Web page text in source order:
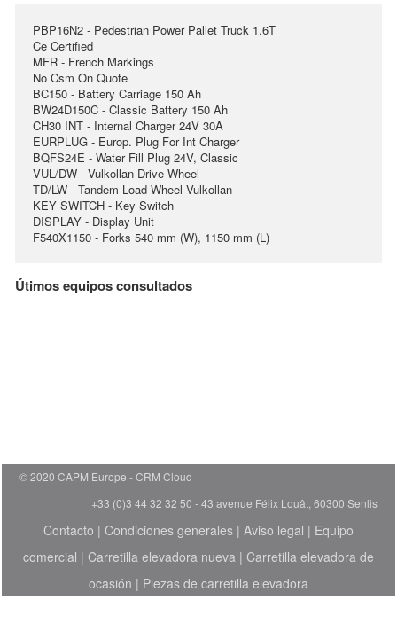
PBP16N2 - Pedestrian Power Pallet Truck 1.6T
Ce Certified
MFR - French Markings
No Csm On Quote
BC150 - Battery Carriage 150 Ah
BW24D150C - Classic Battery 150 Ah
CH30 INT - Internal Charger 24V 30A
EURPLUG - Europ. Plug For Int Charger
BQFS24E - Water Fill Plug 24V, Classic
VUL/DW - Vulkollan Drive Wheel
TD/LW - Tandem Load Wheel Vulkollan
KEY SWITCH - Key Switch
DISPLAY - Display Unit
F540X1150 - Forks 540 mm (W), 1150 mm (L)
Útimos equipos consultados
© 2020 CAPM Europe
CRM Cloud
+33 (0)3 44 32 32 50 - 43 avenue Félix Louât, 60300 Senlis
Contacto | Condiciones generales | Aviso legal | Equipo
comercial | Carretilla elevadora nueva | Carretilla elevadora de
ocasión | Piezas de carretilla elevadora